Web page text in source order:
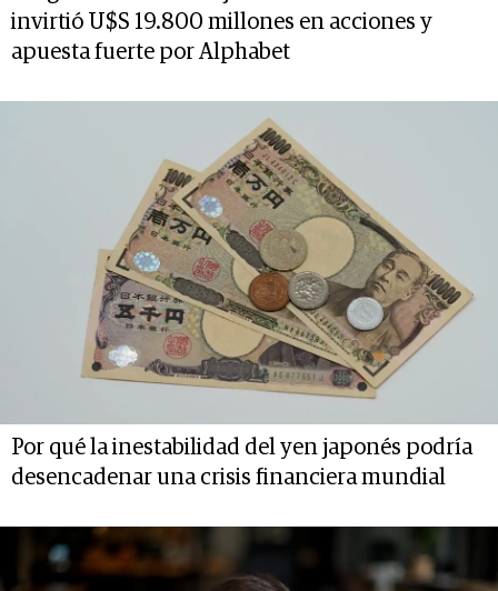
invirtió U$S 19.800 millones en acciones y
apuesta fuerte por Alphabet
Por qué la inestabilidad del yen japonés podría
desencadenar una crisis financiera mundial